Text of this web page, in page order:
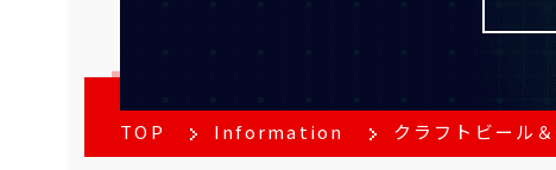
TOP Information クラフトビール